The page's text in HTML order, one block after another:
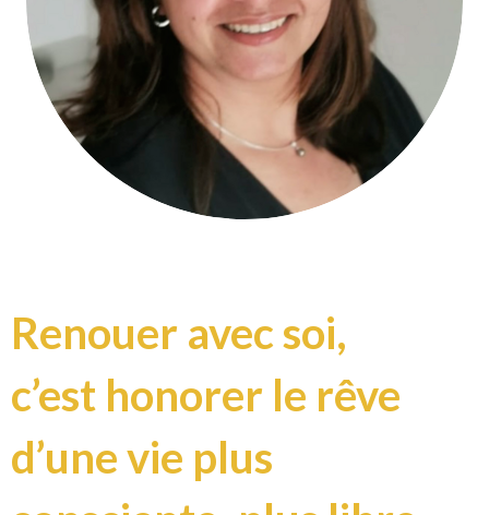
Renouer avec soi,
c’est honorer le rêve
d’une vie plus